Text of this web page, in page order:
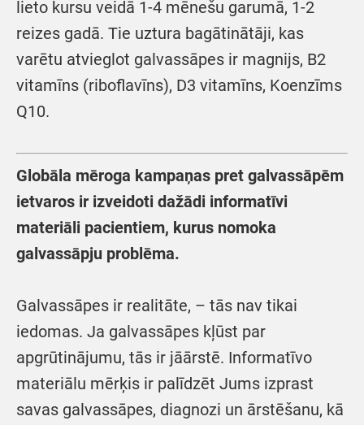
lieto kursu veidā 1-4 mēnešu garumā, 1-2
reizes gadā. Tie uztura bagātinātāji, kas
varētu atvieglot galvassāpes ir magnijs, B2
vitamīns (riboflavīns), D3 vitamīns, Koenzīms
Q10.
Globāla mēroga kampaņas pret galvassāpēm
ietvaros ir izveidoti dažādi informatīvi
materiāli pacientiem, kurus nomoka
galvassāpju problēma.
Galvassāpes ir realitāte, – tās nav tikai
iedomas. Ja galvassāpes kļūst par
apgrūtinājumu, tās ir jāārstē. Informatīvo
materiālu mērķis ir palīdzēt Jums izprast
savas galvassāpes, diagnozi un ārstēšanu, kā